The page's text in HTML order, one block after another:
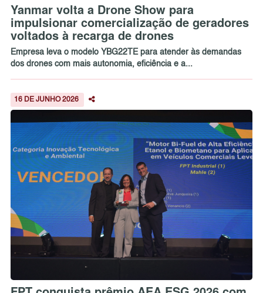
Yanmar volta a Drone Show para
impulsionar comercialização de geradores
voltados à recarga de drones
Empresa leva o modelo YBG22TE para atender às demandas
dos drones com mais autonomia, eficiência e a...
16 DE JUNHO 2026